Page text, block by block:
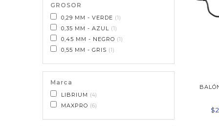
GROSOR
0,29 MM - VERDE 1
0,35 MM - AZUL 1
0,45 MM - NEGRO 1
0,55 MM - GRIS 1
Marca
LIBRIUM 4
MAXPRO 6